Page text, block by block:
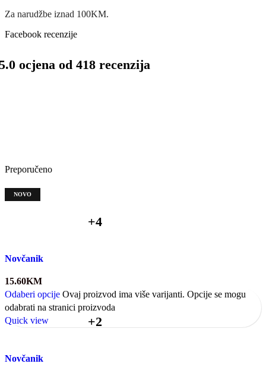
Za narudžbe iznad 100KM.
Facebook recenzije
ocjena od 418 recenzija
Preporučeno
NOVO
+4
Novčanik
15.60KM
Odaberi opcije Ovaj proizvod ima više varijanti. Opcije se mogu
odabrati na stranici proizvoda
Quick view
+2
Novčanik